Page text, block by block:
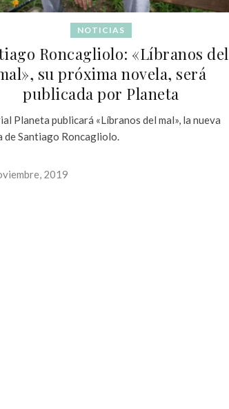
NOTICIAS
Roncagliolo: «Líbranos del
su próxima novela, será
publicada por Planeta
Planeta publicará «Líbranos del mal», la nueva
de Santiago Roncagliolo.
2019